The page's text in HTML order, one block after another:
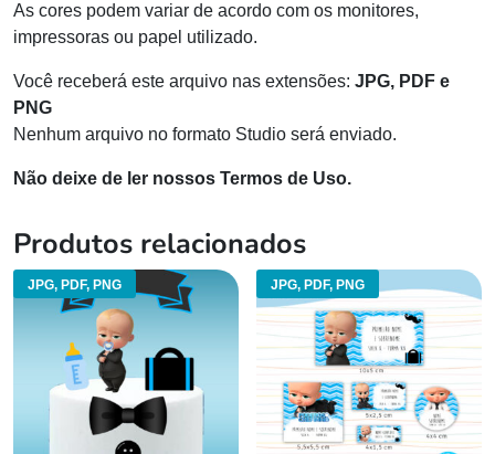
As cores podem variar de acordo com os monitores,
impressoras ou papel utilizado.
Você receberá este arquivo nas extensões: JPG, PDF e
PNG
Nenhum arquivo no formato Studio será enviado.
Não deixe de ler nossos Termos de Uso.
Produtos relacionados
JPG, PDF, PNG JPG, PDF, PNG